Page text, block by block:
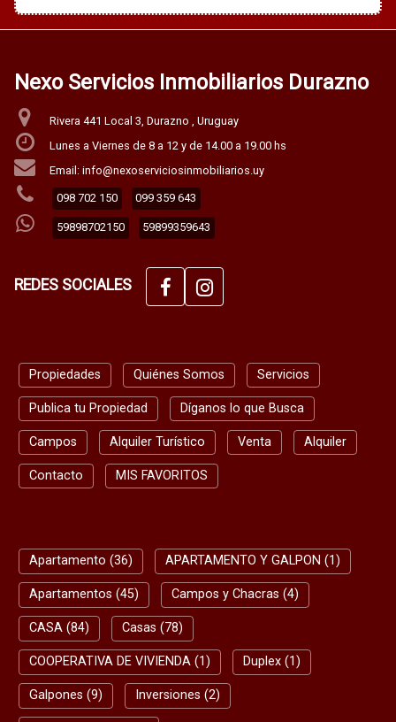
Nexo Servicios Inmobiliarios Durazno
Rivera 441 Local 3, Durazno , Uruguay
Lunes a Viernes de 8 a 12 y de 14.00 a 19.00 hs
Email: info@nexoserviciosinmobiliarios.uy
098 702 150 099 359 643
59898702150 59899359643
REDES SOCIALES
Propiedades Quiénes Somos Servicios
Publica tu Propiedad Díganos lo que Busca
Campos Alquiler Turístico Venta Alquiler
Contacto MIS FAVORITOS
Apartamento (36) APARTAMENTO Y GALPON (1)
Apartamentos (45) Campos y Chacras (4)
CASA (84) Casas (78)
COOPERATIVA DE VIVIENDA (1) Duplex (1)
Galpones (9) Inversiones (2)